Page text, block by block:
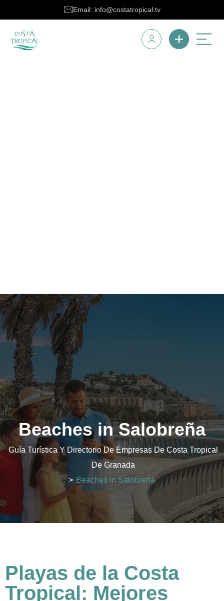
Email: info@costatropical.tv
Beaches in Salobreña
Guía Turística Y Directorio De Empresas De Costa Tropical
De Granada
> Beaches In Salobreña
Playas de la Costa
Tropical: Mejores